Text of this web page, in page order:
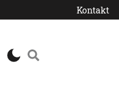
Kontakt